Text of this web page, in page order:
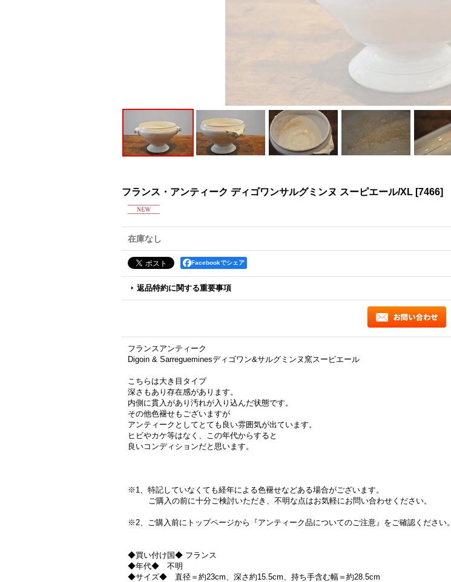
フランス・アンティーク ディゴワンサルグミンヌ スーピエール/XL [7466]
在庫なし
Facebookでシェア
返品特約に関する重要事項
フランスアンティーク
Digoin & Sarregueminesディゴワン&サルグミンヌ窯スーピエール
こちらは大き目タイプ
深さもあり存在感があります。
内側に貫入があり汚れが入り込んだ状態です。
その他色褪せもございますが
アンティークとしてとても良い雰囲気が出ています。
ヒビやカケ等はなく、この年代からすると
良いコンディションだと思います。
※1、特記していなくても経年による色褪せなどある場合がございます。
ご購入の前に十分ご検討いただき、不明な点はお気軽にお問い合わせください。
※2、ご購入前にトップページから『アンティーク品についてのご注意』をご確認ください。
◆買い付け国◆ フランス
◆年代◆ 不明
◆サイズ◆ 直径＝約23cm、深さ約15.5cm、持ち手含む幅＝約28.5cm